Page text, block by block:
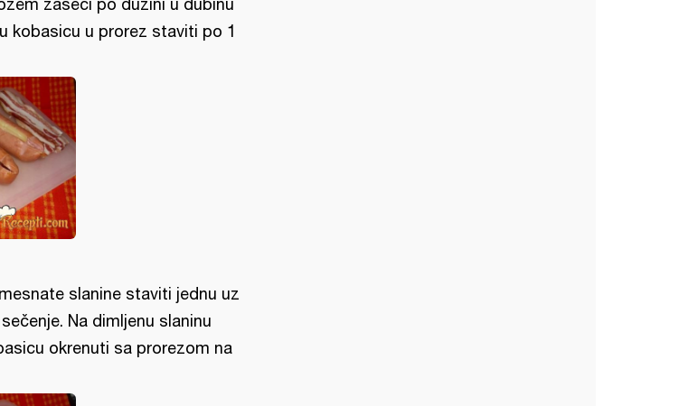
zaseći po dužini u dubinu
kobasicu u prorez staviti po 1
slanine staviti jednu uz
Na dimljenu slaninu
okrenuti sa prorezom na